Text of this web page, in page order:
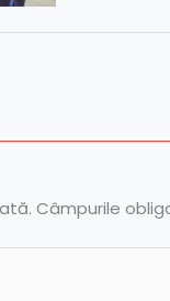
Câmpurile